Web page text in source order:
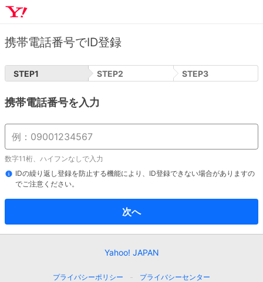
携帯電話番号でID登録
STEP1 STEP2 STEP3
携帯電話番号を入力
数字11桁、ハイフンなしで入力
IDの繰り返し登録を防止する機能により、ID登録できない場合がありますの
でご注意ください。
次へ
Yahoo! JAPAN
プライバシーポリシー
プライバシーセンター